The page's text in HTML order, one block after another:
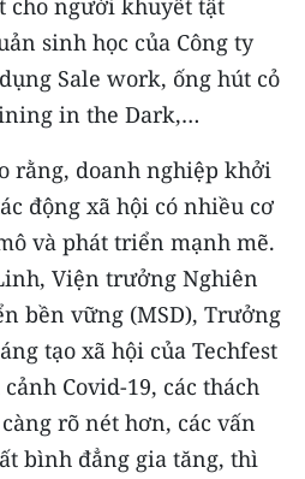
cho người khuyết tật
sinh học của Công ty
Sale work, ống hút cỏ
in the Dark,…
rằng, doanh nghiệp khởi
động xã hội có nhiều cơ
và phát triển mạnh mẽ.
Viện trưởng Nghiên
bền vững (MSD), Trưởng
tạo xã hội của Techfest
Covid-19, các thách
rõ nét hơn, các vấn
bình đẳng gia tăng, thì